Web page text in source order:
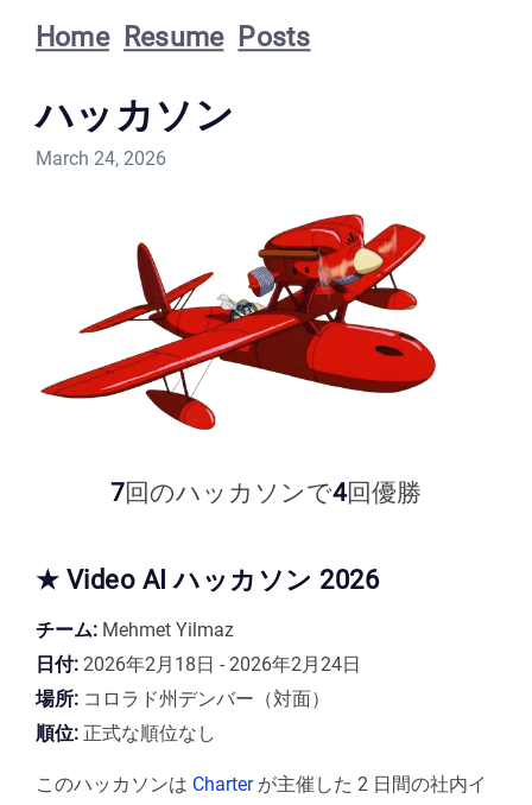
Home Resume Posts
ハッカソン
March 24, 2026
7回のハッカソンで4回優勝
★ Video AI ハッカソン 2026
チーム: Mehmet Yilmaz
日付: 2026年2月18日 - 2026年2月24日
場所: コロラド州デンバー（対面）
順位: 正式な順位なし
このハッカソンは Charterが主催した 2 日間の社内イ